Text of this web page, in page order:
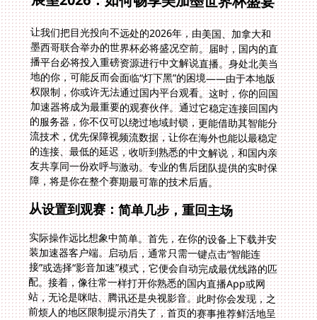
让我们把目光投向不远处的2026年，由美国、加拿大和
墨西哥联合举办的世界杯必将盛况空前。届时，国内的直
播平台必将投入重磅资源进行中文解说直播。身处北美当
地的你，可能反而会面临“灯下黑”的困境——由于本地版
权限制，你或许无法通过国内平台观看。这时，你的回国
加速器将成为最重要的观赛伙伴。通过它稳定连接回国内
的服务器，你不仅可以绕过地域封锁，更能借助其智能分
流技术，优先保障视频流数据，让你在海外也能以最稳定
的连接、最低的延迟，收听到熟悉的中文解说，和国内亲
友共享同一份欢呼与激动。专业的售后团队提供的实时保
障，将是你在整个赛期最可靠的技术后盾。
从设置到观赛：简单几步，重回主场
实际操作远比想象中简单。首先，在你的设备上下载并安
装加速器客户端。启动后，通常只需一键点击“智能连
接”或选择“影音加速”模式，它便会自动完成最优线路的匹
配。接着，像往常一样打开你熟悉的国内直播App或网
站，无论是咪咕、腾讯还是央视影音。此时你会发现，之
前烦人的地区限制提示消失了，首页的赛事推荐鲜活地呈
现在眼前。选择你想看的比赛，无论是正在发生的法国对
瑞典的复仇之战，还是回顾荷兰对阵摩洛哥的经典对决，
高清直播流都将顺畅加载。整个过程，你无需复杂的网络